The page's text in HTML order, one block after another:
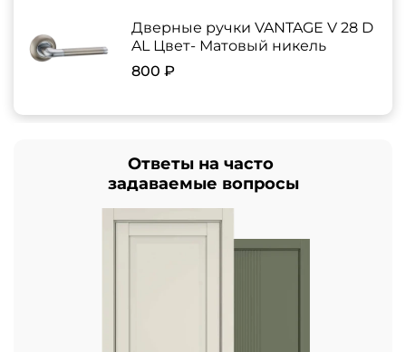
Дверные ручки VANTAGE V 28 D
AL Цвет- Матовый никель
800 ₽
Ответы на часто
задаваемые вопросы